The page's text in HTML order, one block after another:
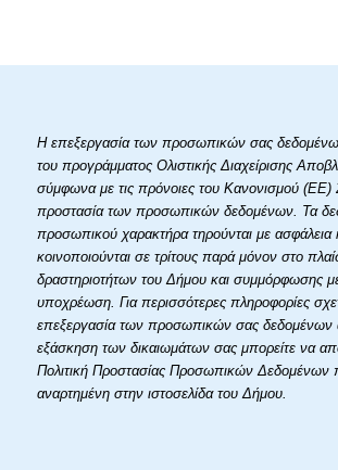
Η επεξεργασία των προσωπικών σας
του προγράμματος Ολιστικής Διαχείρισης
σύμφωνα με τις πρόνοιες του Κανονισμού (ΕΕ)
προστασία των προσωπικών δεδομένων. Τα
προσωπικού χαρακτήρα τηρούνται με ασφάλεια
κοινοποιούνται σε τρίτους παρά μόνον στο
δραστηριοτήτων του Δήμου και συμμόρφωσης
υποχρέωση. Για περισσότερες πληροφορίες
επεξεργασία των προσωπικών σας δεδομένων
εξάσκηση των δικαιωμάτων σας μπορείτε να
Πολιτική Προστασίας Προσωπικών Δεδομένων
αναρτημένη στην ιστοσελίδα του Δήμου.